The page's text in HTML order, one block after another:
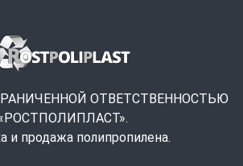
ОТВЕТСТВЕННОСТЬЮ
и продажа полипропилена.